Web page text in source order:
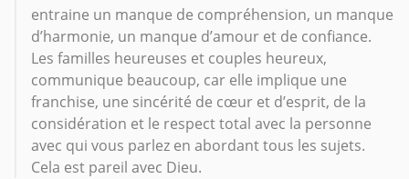
entraine un manque de compréhension, un manque
d’harmonie, un manque d’amour et de confiance.
Les familles heureuses et couples heureux,
communique beaucoup, car elle implique une
franchise, une sincérité de cœur et d’esprit, de la
considération et le respect total avec la personne
avec qui vous parlez en abordant tous les sujets.
Cela est pareil avec Dieu.